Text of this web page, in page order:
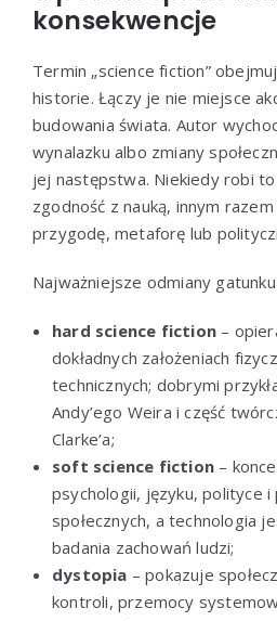
konsekwencje
Termin „science fiction”
historie. Łączy je nie miejsce
budowania świata. Autor
wynalazku albo zmiany
jej następstwa. Niekiedy robi
zgodność z nauką, innym
przygodę, metaforę lub
Najważniejsze odmiany
hard science fiction –
dokładnych założeniach
technicznych; dobrymi
Andy’ego Weira i część
Clarke’a;
soft science fiction –
psychologii, języku, polityce i
społecznych, a technologia
badania zachowań ludzi;
dystopia – pokazuje
kontroli, przemocy